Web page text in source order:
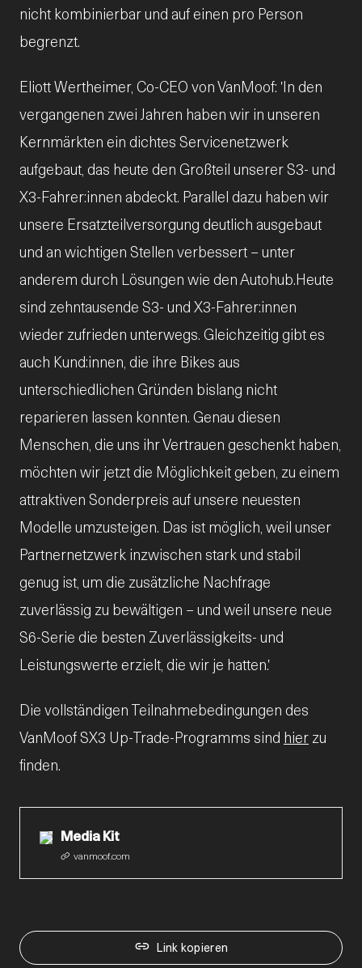
nicht kombinierbar und auf einen pro Person
begrenzt.
Eliott Wertheimer, Co-CEO von VanMoof: 'In den
vergangenen zwei Jahren haben wir in unseren
Kernmärkten ein dichtes Servicenetzwerk
aufgebaut, das heute den Großteil unserer S3- und
X3-Fahrer:innen abdeckt. Parallel dazu haben wir
unsere Ersatzteilversorgung deutlich ausgebaut
und an wichtigen Stellen verbessert – unter
anderem durch Lösungen wie den Autohub.Heute
sind zehntausende S3- und X3-Fahrer:innen
wieder zufrieden unterwegs. Gleichzeitig gibt es
auch Kund:innen, die ihre Bikes aus
unterschiedlichen Gründen bislang nicht
reparieren lassen konnten. Genau diesen
Menschen, die uns ihr Vertrauen geschenkt haben,
möchten wir jetzt die Möglichkeit geben, zu einem
attraktiven Sonderpreis auf unsere neuesten
Modelle umzusteigen. Das ist möglich, weil unser
Partnernetzwerk inzwischen stark und stabil
genug ist, um die zusätzliche Nachfrage
zuverlässig zu bewältigen – und weil unsere neue
S6-Serie die besten Zuverlässigkeits- und
Leistungswerte erzielt, die wir je hatten.'
Die vollständigen Teilnahmebedingungen des
VanMoof SX3 Up-Trade-Programms sind hier zu
finden.
Media Kit
vanmoof.com
Link kopieren